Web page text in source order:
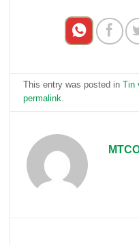
This entry was posted inTin
permalink.